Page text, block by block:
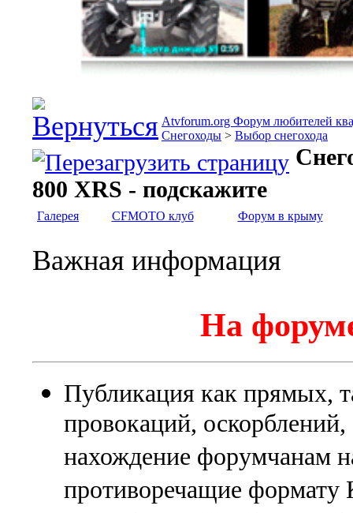
Atvforum.org Форум любителей
Снегоходы > Выбор снегохода
800 XRS - подскажите
Галерея CFMOTO клуб Форум в крыму
Важная информация
На
Публикация как прямых,
провокаций,
нахождение форумчанам
противоречащие формату